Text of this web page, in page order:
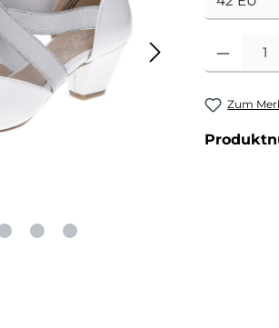
Produkt
Zum